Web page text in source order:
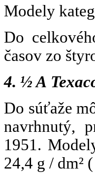
Modely
Do
časov zo
4. ½ A
Do súťaže
navrhnutý,
1951.
24,4 g / dm²